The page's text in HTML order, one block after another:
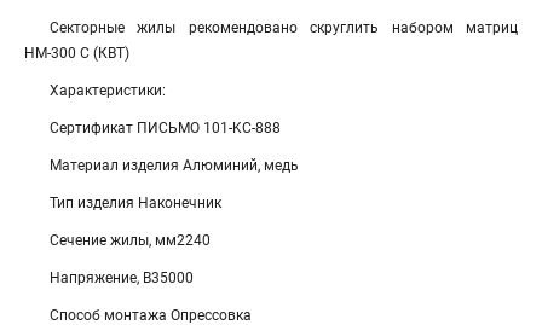
Секторные жилы рекомендовано скруглить набором матриц
НМ-300 С (КВТ)
Характеристики:
Сертификат ПИСЬМО 101-KC-888
Материал изделия Алюминий, медь
Тип изделия Наконечник
Сечение жилы, мм2240
Напряжение, В35000
Способ монтажа Опрессовка